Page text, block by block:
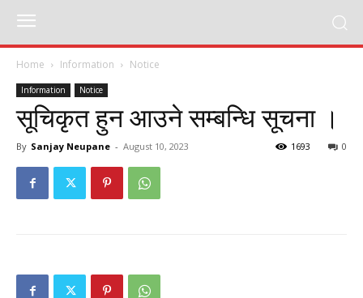
Home Information Notice
Information Notice
सूचिकृत हुन आउने सम्बन्धि सूचना ।
By Sanjay Neupane - August 10, 2023 0
1693